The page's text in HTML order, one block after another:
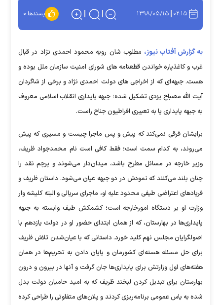
۰۲:۱۵ ۱۳۹۸/۰۵/۱۵ پسندها:۰
به گزارش آفتاب نیوز، مطلوب‌ شان رویه محمود احمدی‌ نژاد در قبال
غرب و کاغذپاره خواندن قطعنامه‌ های شورای‌ امنیت سازمان ملل بوده و
هست. جبهه‌ای که از اخراجی‌ های دولت احمدی‌ نژاد و برخی از شاگردان
آیت‌ الله مصباح یزدی تشکیل شده؛ جبهه‌ پایداری انقلاب اسلامی معروف
به جبهه پایداری یا به تعبیری افراطیون جناح راست.
برایشان فرقی نمی‌کند که پیش و پس ماجرا چیست و مسیری که پیش
می‌روند، به کدام سمت است؛ فقط کافی است نام محمدجواد ظریف،
وزیر خارجه در مسائل مطرح باشد، میدان‌دار می‌شوند و پرچم نقد را
چنان بلند می‌کنند که نمودش در دو جبهه عیان می‌شود. داستان ظریف و
فریادهای اعتراضی طیفی محدود علیه او، ماجرای سریالی و البته کلیشه‌ وار
وزارت او بر دستگاه امورخارجه است؛ کشمکش طیف وابسته به جبهه
پایداری‌ها در بهارستان، که از همان ابتدای حضور او در دولت یازدهم با
اصولگرایان مجلس نهم کلید خورد. داستانی که با عیان‌شدن تلاش ظریف
برای حل مسئله هسته‌ای کشورمان و پایان‌ دادن به تحریم‌ها در همان
هفته‌های اول وزارتش برای پایداری‌ها جان گرفت و آنها در بیرون و درون
بهارستان برای تبدیل‌ کردن لبخند ظریف که به امید حامیان دولت بدل
شده به یاس عمومی برنامه‌ریزی کردند و پلان‌های متفاوتی را طراحی کرده